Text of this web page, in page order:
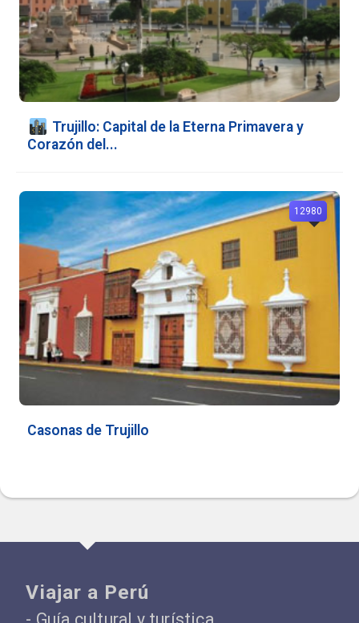
️ Trujillo: Capital de la Eterna Primavera y
Corazón del...
Casonas de Trujillo
12980
Viajar a Perú